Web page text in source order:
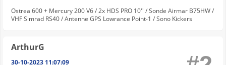
Ostrea 600 + Mercury 200 V6 / 2x HDS PRO 10'' / Sonde Airmar B75HW /
VHF Simrad RS40 / Antenne GPS Lowrance Point-1 / Sono Kickers
ArthurG
30-10-2023 11:07:09